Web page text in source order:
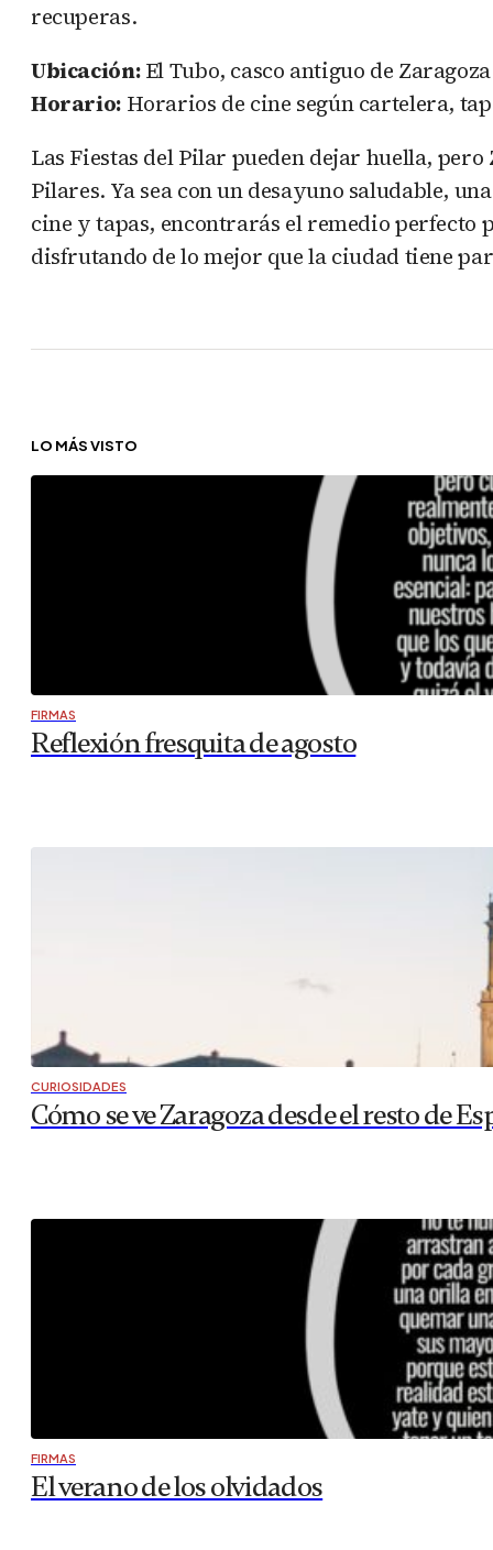
recuperas.
Ubicación:El Tubo, casco antiguo de Zaragoza
Horario:Horarios de cine según cartelera,
Las Fiestas del Pilar pueden dejar huella,
Pilares. Ya sea con un desayuno saludable,
cine y tapas, encontrarás el remedio perfecto
disfrutando de lo mejor que la ciudad tiene
LO MÁS VISTO
FIRMAS
Reflexión fresquita de agosto
CURIOSIDADES
Cómo se ve Zaragoza desde el resto de
FIRMAS
El verano de los olvidados